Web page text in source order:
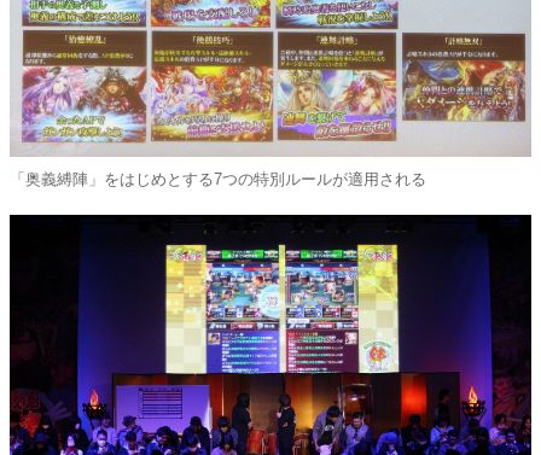
「奥義縛陣」をはじめとする7つの特別ルールが適用される